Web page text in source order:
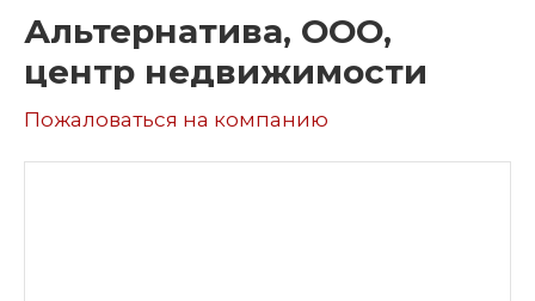
Альтернатива, ООО,
центр недвижимости
Пожаловаться на компанию